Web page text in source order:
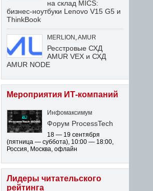
на склад MICS:
бизнес-ноутбуки Lenovo V15 G5 и
ThinkBook
MERLION AMUR
Ресстровые СХД
AMUR VEX и СХД
AMUR NODE
Мероприятия ИТ-компаний
Инфомаксимум
Форум ProcessTech
18 — 19 сентября
(пятница — суббота), 10:00 — 18:00,
Россия, Москва, офлайн
Лидеры читательского
рейтинга